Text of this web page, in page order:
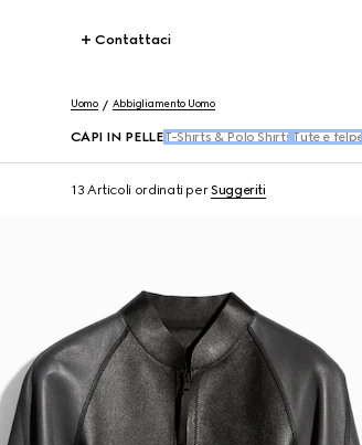
Contattaci
Uomo Abbigliamento Uomo
CAPI IN PELLE T-Shirts & Polo Shirts Tute e felpe
13 Articoli ordinati perSuggeriti